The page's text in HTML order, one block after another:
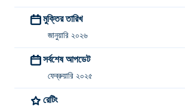
মুক্তির তারিখ
জানুয়ারি ২০২৬
সর্বশেষ আপডেট
ফেব্রুয়ারি ২০২৫
রেটিং